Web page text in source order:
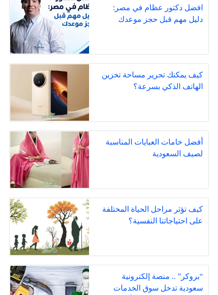
افضل دكتور عظام في مصر:
دليل مهم قبل حجز موعدك
كيف يمكنك تحرير مساحة تخزين
الهاتف الذكي بسرعة؟
أفضل خامات العبايات المناسبة
لصيف السعودية
كيف تؤثر مراحل الحياة المختلفة
على احتياجاتنا النفسية؟
“بروكر” .. منصة إلكترونية
سعودية تدخل سوق الخدمات